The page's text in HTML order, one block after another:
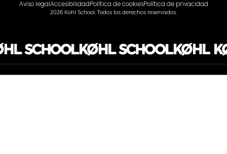
2026 Kohl School. Todos los derechos reservados.
Aviso legal AccesibilidadPolítica de cookiesPolítica de privacidad